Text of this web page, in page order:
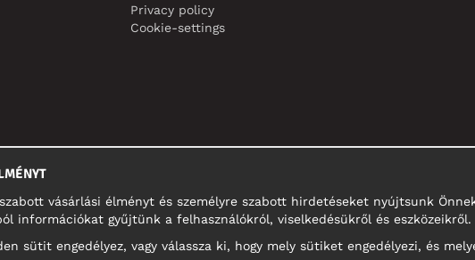
Privacy policy
Cookie-settings
vásárlási élményt és személyre szabott hirdetéseket nyújtsunk
információkat gyűjtünk a felhasználókról, viselkedésükről és eszközeikről.
sütit engedélyez, vagy válassza ki, hogy mely sütiket engedélyezi, és